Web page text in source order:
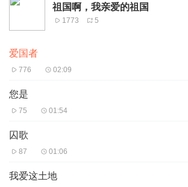
祖国啊，我亲爱的祖国
1773 5
爱国者
776 02:09
您是
75 01:54
囚歌
87 01:06
我爱这土地